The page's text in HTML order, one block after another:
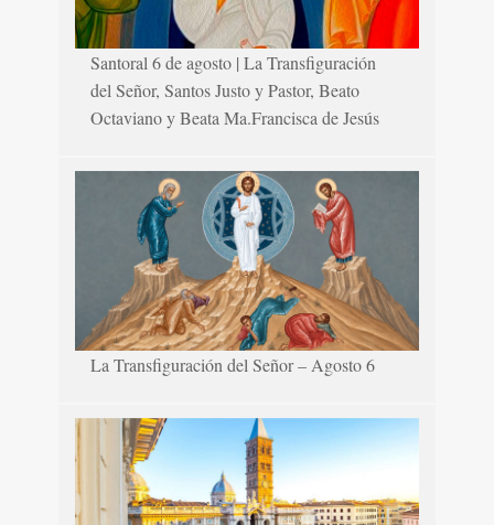
Santoral 6 de agosto | La Transfiguración
del Señor, Santos Justo y Pastor, Beato
Octaviano y Beata Ma.Francisca de Jesús
La Transfiguración del Señor – Agosto 6